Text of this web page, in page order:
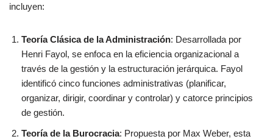
incluyen:
Teoría Clásica de la Administración: Desarrollada por
Henri Fayol, se enfoca en la eficiencia organizacional a
través de la gestión y la estructuración jerárquica. Fayol
identificó cinco funciones administrativas (planificar,
organizar, dirigir, coordinar y controlar) y catorce principios
de gestión.
Teoría de la Burocracia: Propuesta por Max Weber, esta